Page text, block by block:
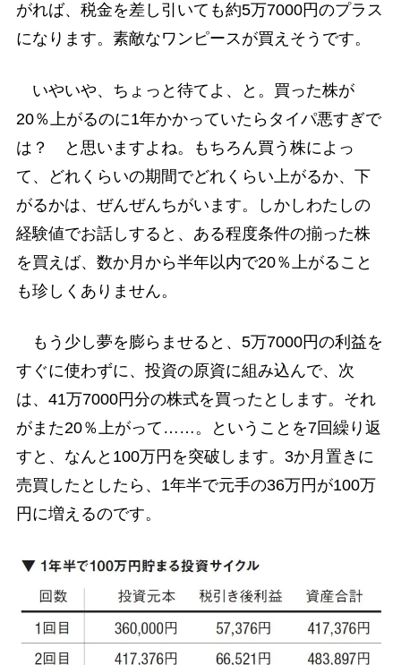
がれば、税金を差し引いても約5万7000円のプラス
になります。素敵なワンピースが買えそうです。
いやいや、ちょっと待てよ、と。買った株が
20％上がるのに1年かかっていたらタイパ悪すぎで
は？ と思いますよね。もちろん買う株によっ
て、どれくらいの期間でどれくらい上がるか、下
がるかは、ぜんぜんちがいます。しかしわたしの
経験値でお話しすると、ある程度条件の揃った株
を買えば、数か月から半年以内で20％上がること
も珍しくありません。
もう少し夢を膨らませると、5万7000円の利益を
すぐに使わずに、投資の原資に組み込んで、次
は、41万7000円分の株式を買ったとします。それ
がまた20％上がって……。ということを7回繰り返
すと、なんと100万円を突破します。3か月置きに
売買したとしたら、1年半で元手の36万円が100万
円に増えるのです。